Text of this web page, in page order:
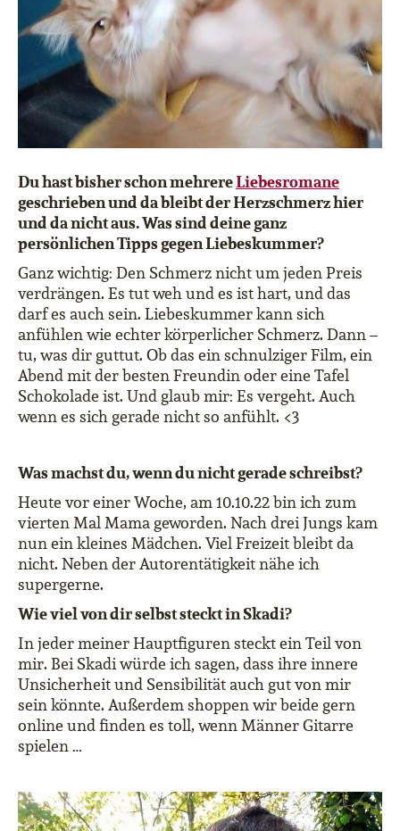
Du hast bisher schon mehrereLiebesromane
geschrieben und da bleibt der Herzschmerz hier
und da nicht aus. Was sind deine ganz
persönlichen Tipps gegen Liebeskummer?
Ganz wichtig: Den Schmerz nicht um jeden Preis
verdrängen. Es tut weh und es ist hart, und das
darf es auch sein. Liebeskummer kann sich
anfühlen wie echter körperlicher Schmerz. Dann –
tu, was dir guttut. Ob das ein schnulziger Film, ein
Abend mit der besten Freundin oder eine Tafel
Schokolade ist. Und glaub mir: Es vergeht. Auch
wenn es sich gerade nicht so anfühlt. <3
Was machst du, wenn du nicht gerade schreibst?
Heute vor einer Woche, am 10.10.22 bin ich zum
vierten Mal Mama geworden. Nach drei Jungs kam
nun ein kleines Mädchen. Viel Freizeit bleibt da
nicht. Neben der Autorentätigkeit nähe ich
supergerne.
Wie viel von dir selbst steckt in Skadi?
In jeder meiner Hauptfiguren steckt ein Teil von
mir. Bei Skadi würde ich sagen, dass ihre innere
Unsicherheit und Sensibilität auch gut von mir
sein könnte. Außerdem shoppen wir beide gern
online und finden es toll, wenn Männer Gitarre
spielen …